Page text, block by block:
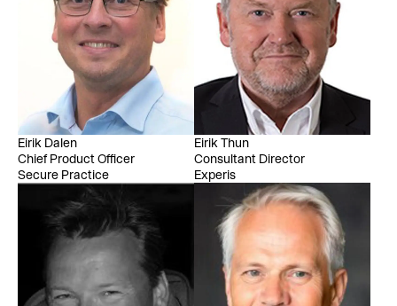
Eirik Dalen
Chief Product Officer
Secure Practice
Eirik Thun
Consultant Director
Experis